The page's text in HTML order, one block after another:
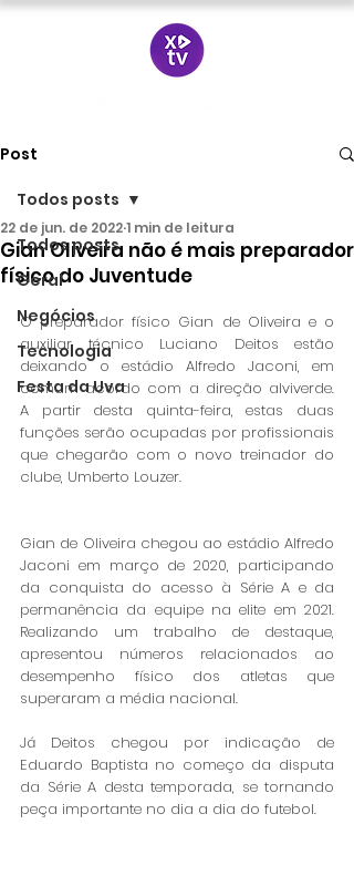
Post
Todos posts
Geral
Negócios
Tecnologia
Festa da Uva
Todos posts
Gian Oliveira não é mais preparador
físico do Juventude
22 de jun. de 20221 min de leitura
O preparador físico Gian de Oliveira e o
auxiliar técnico Luciano Deitos estão
deixando o estádio Alfredo Jaconi, em
comum acordo com a direção alviverde.
A partir desta quinta-feira, estas duas
funções serão ocupadas por profissionais
que chegarão com o novo treinador do
clube, Umberto Louzer.
Gian de Oliveira chegou ao estádio Alfredo
Jaconi em março de 2020, participando
da conquista do acesso à Série A e da
permanência da equipe na elite em 2021.
Realizando um trabalho de destaque,
apresentou números relacionados ao
desempenho físico dos atletas que
superaram a média nacional.
Já Deitos chegou por indicação de
Eduardo Baptista no começo da disputa
da Série A desta temporada, se tornando
peça importante no dia a dia do futebol.